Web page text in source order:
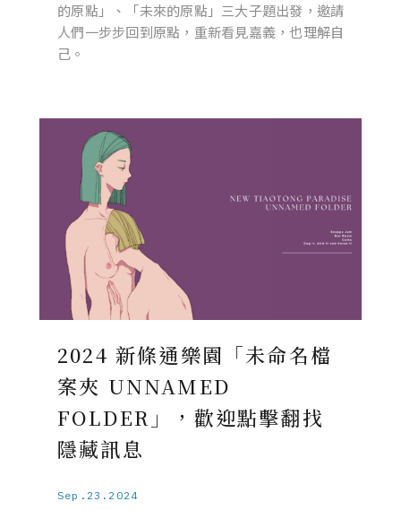
的原點」、「未來的原點」三大子題出發，邀請
人們一步步回到原點，重新看見嘉義，也理解自
己。
2024 新條通樂園「未命名檔
案夾 UNNAMED
FOLDER」，歡迎點擊翻找
隱藏訊息
Sep.23.2024